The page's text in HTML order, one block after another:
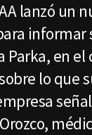
lanzó un
informar
Parka, en
lo que